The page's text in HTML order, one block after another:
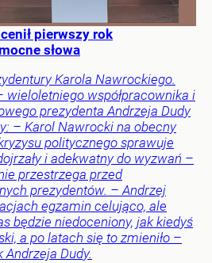
pierwszy rok
słowa
Karola Nawrockiego.
wieloletniego współpracownika i
prezydenta Andrzeja Dudy
– Karol Nawrocki na obecny
politycznego sprawuje
i adekwatny do wyzwań –
przestrzega przed
prezydentów. – Andrzej
egzamin celująco, ale
będzie niedoceniony, jak kiedyś
a po latach się to zmieniło –
Andrzeja Dudy.